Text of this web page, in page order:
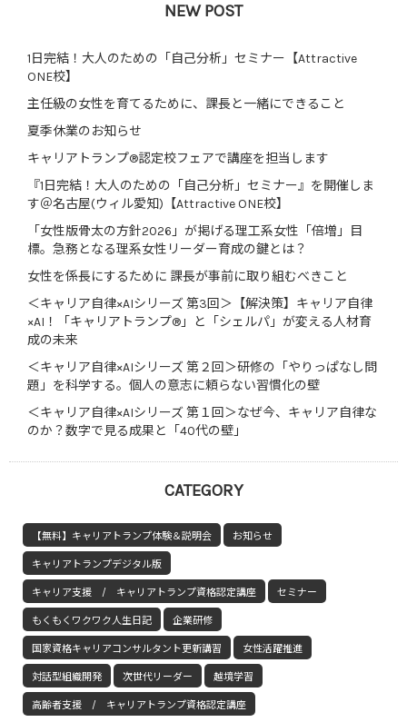
NEW POST
1日完結！大人のための「自己分析」セミナー【Attractive
ONE校】
主任級の女性を育てるために、課長と一緒にできること
夏季休業のお知らせ
キャリアトランプ®認定校フェアで講座を担当します
『1日完結！大人のための「自己分析」セミナー』を開催しま
す＠名古屋(ウィル愛知)【Attractive ONE校】
「女性版骨太の方針2026」が掲げる理工系女性「倍増」目
標。急務となる理系女性リーダー育成の鍵とは？
女性を係長にするために 課長が事前に取り組むべきこと
＜キャリア自律×AIシリーズ 第3回＞【解決策】キャリア自律
×AI！「キャリアトランプ®」と「シェルパ」が変える人材育
成の未来
＜キャリア自律×AIシリーズ 第２回＞研修の「やりっぱなし問
題」を科学する。個人の意志に頼らない習慣化の壁
＜キャリア自律×AIシリーズ 第１回＞なぜ今、キャリア自律な
のか？数字で見る成果と「40代の壁」
CATEGORY
【無料】キャリアトランプ体験＆説明会 お知らせ
キャリアトランプデジタル版
キャリア支援 / キャリアトランプ資格認定講座 セミナー
もくもくワクワク人生日記 企業研修
国家資格キャリアコンサルタント更新講習 女性活躍推進
対話型組織開発 次世代リーダー 越境学習
高齢者支援 / キャリアトランプ資格認定講座